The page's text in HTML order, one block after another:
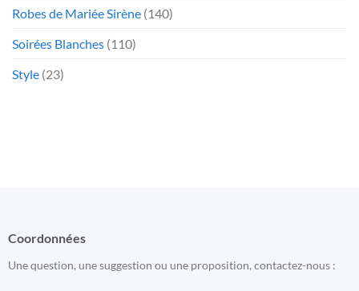
Robes de Mariée Sirène (140)
Soirées Blanches (110)
Style (23)
Coordonnées
Une question, une suggestion ou une proposition, contactez-nous :